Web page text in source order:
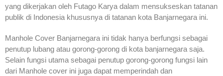
yang dikerjakan oleh Futago Karya dalam mensukseskan tatanan
publik di Indonesia khususnya di tatanan kota Banjarnegara ini.
Manhole Cover Banjarnegara ini tidak hanya berfungsi sebagai
penutup lubang atau gorong-gorong di kota banjarnegara saja.
Selain fungsi utama sebagai penutup gorong-gorong fungsi lain
dari Manhole cover ini juga dapat memperindah dan